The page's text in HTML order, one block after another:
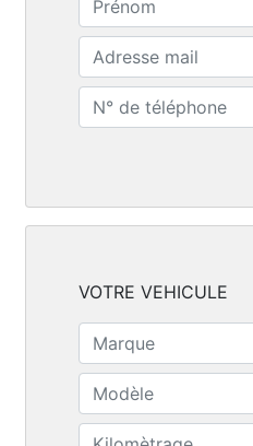
VOTRE VEHICULE